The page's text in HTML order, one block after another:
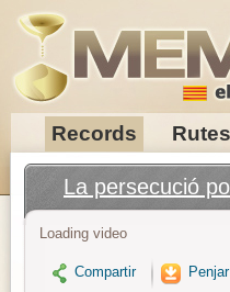
Records Rutes
La persecució
Loading video
Compartir Penjar